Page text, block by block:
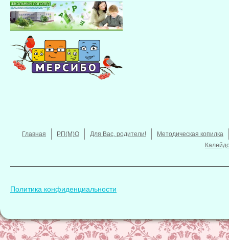
Главная РП(М)О Для Вас, родители!
Методическая копилка
Политика конфиденциальности